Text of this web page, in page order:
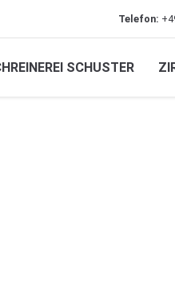
Telefon:
SCHUSTER